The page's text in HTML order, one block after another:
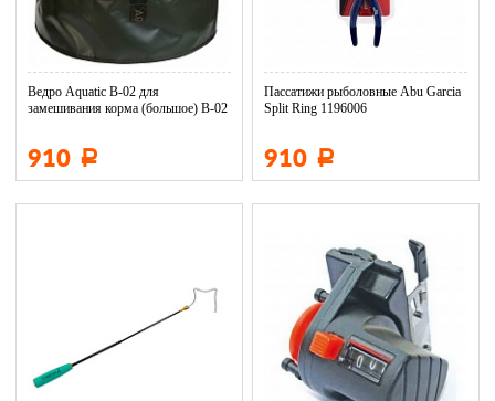
Ведро Aquatic В-02 для
замешивания корма (большое) В-02
910 Р
Пассатижи рыболовные Abu Garcia
Split Ring 1196006
910 Р